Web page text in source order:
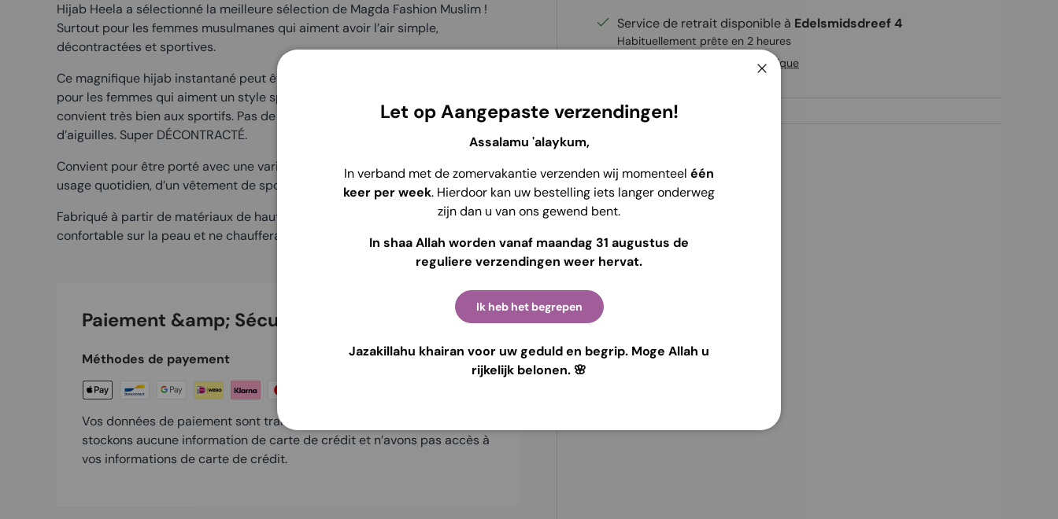
Service de retrait disponible à Edelsmidsdreef 4
Habituellement prête en 2 heures
Voir les informations de la boutique
Hijab Heela a sélectionné la meilleure sélection de Magda Fashion Muslim !
Surtout pour les femmes musulmanes qui aiment avoir l’air simple,
décontractées et sportives.
Ce magnifique hijab instantané peut être porté à tout moment. C’est un hijab
pour les femmes qui aiment un style sportif et pas trop compliqué ! Le hijab
convient très bien aux sportifs. Pas de fioritures, pas de fourmillements ni
d’aiguilles. Super DÉCONTRACTÉ.
Convient pour être porté avec une variété de vêtements, qu’il s’agisse d’un
usage quotidien, d’un vêtement de sport ou d’une tenue de soirée.
Fabriqué à partir de matériaux de haute qualité, ce hijab instantané est très
confortable sur la peau et ne chauffera certainement pas.
Paiement &amp; Sécurité
Méthodes de payement
Vos données de paiement sont traitées en toute sécurité. Nous ne
stockons aucune information de carte de crédit et n’avons pas accès à
vos informations de carte de crédit.
Let op Aangepaste verzendingen!
Assalamu 'alaykum,
In verband met de zomervakantie verzenden wij momenteel één
keer per week. Hierdoor kan uw bestelling iets langer onderweg
zijn dan u van ons gewend bent.
In shaa Allah worden vanaf maandag 31 augustus de
reguliere verzendingen weer hervat.
Ik heb het begrepen
Jazakillahu khairan voor uw geduld en begrip. Moge Allah u
rijkelijk belonen. 🌸